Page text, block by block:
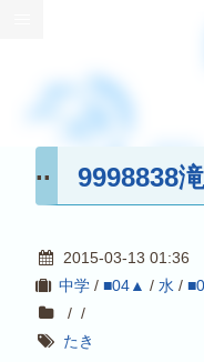
9998838
2015-03-13
中学/ ■04▲ / 水/
/ /
たき